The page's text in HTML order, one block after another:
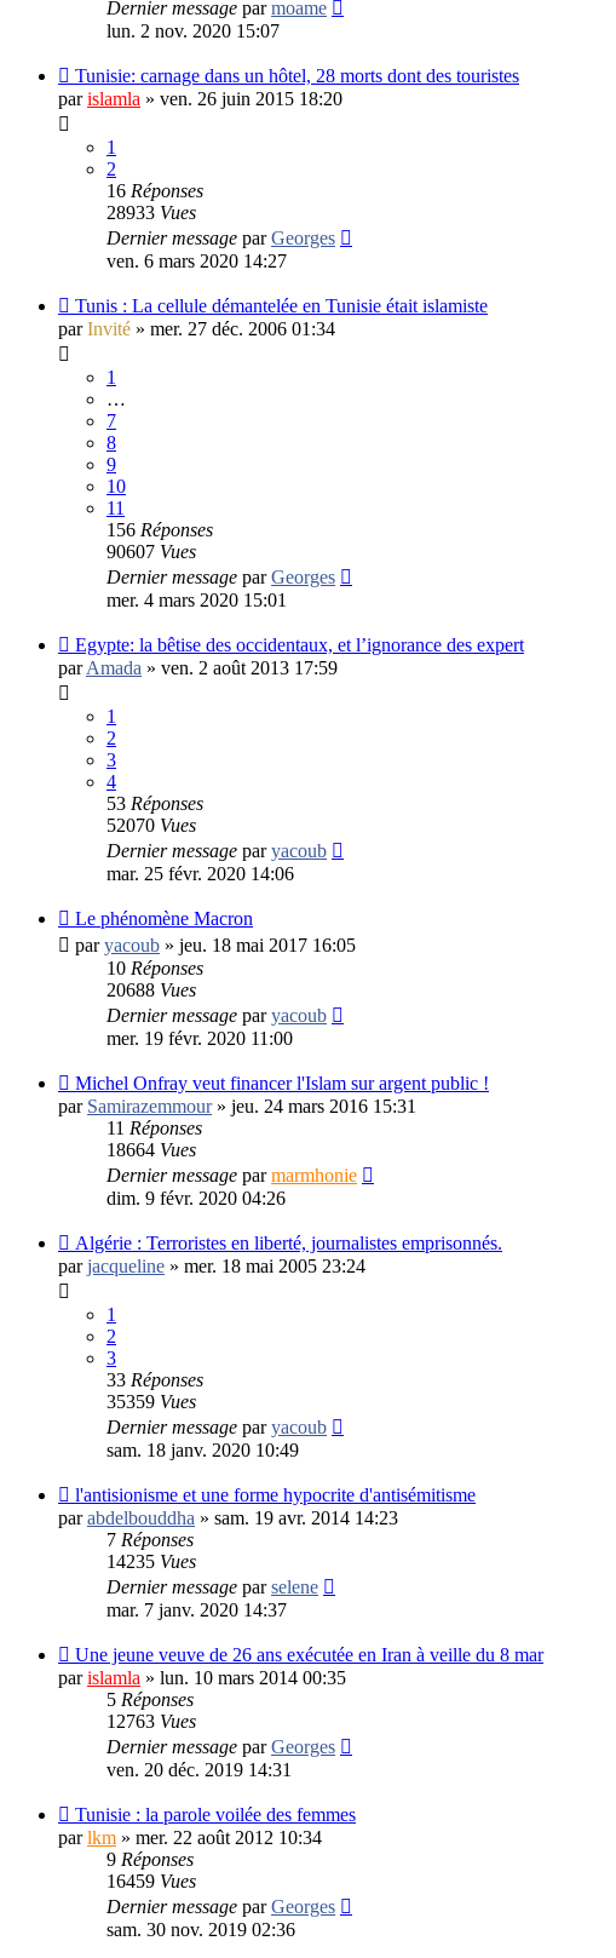
Dernier message parmoame
lun. 2 nov. 2020 15:07
Tunisie: carnage dans un hôtel, 28 morts dont des touristes
parislamla » ven. 26 juin 2015 18:20
1
2
16 Réponses
28933 Vues
Dernier message parGeorges
ven. 6 mars 2020 14:27
Tunis : La cellule démantelée en Tunisie était islamiste
parInvité » mer. 27 déc. 2006 01:34
1
…
7
8
9
10
11
156 Réponses
90607 Vues
Dernier message parGeorges
mer. 4 mars 2020 15:01
Egypte: la bêtise des occidentaux, et l’ignorance des expert
parAmada » ven. 2 août 2013 17:59
1
2
3
4
53 Réponses
52070 Vues
Dernier message paryacoub
mar. 25 févr. 2020 14:06
Le phénomène Macron
paryacoub » jeu. 18 mai 2017 16:05
10 Réponses
20688 Vues
Dernier message paryacoub
mer. 19 févr. 2020 11:00
Michel Onfray veut financer l'Islam sur argent public !
par Samirazemmour» jeu. 24 mars 2016 15:31
11 Réponses
18664 Vues
Dernier message parmarmhonie
dim. 9 févr. 2020 04:26
Algérie : Terroristes en liberté, journalistes emprisonnés.
parjacqueline » mer. 18 mai 2005 23:24
1
2
3
33 Réponses
35359 Vues
Dernier message paryacoub
sam. 18 janv. 2020 10:49
l'antisionisme et une forme hypocrite d'antisémitisme
parabdelbouddha » sam. 19 avr. 2014 14:23
7 Réponses
14235 Vues
Dernier message parselene
mar. 7 janv. 2020 14:37
Une jeune veuve de 26 ans exécutée en Iran à veille du 8 mar
parislamla » lun. 10 mars 2014 00:35
5 Réponses
12763 Vues
Dernier message parGeorges
ven. 20 déc. 2019 14:31
Tunisie : la parole voilée des femmes
parlkm » mer. 22 août 2012 10:34
9 Réponses
16459 Vues
Dernier message parGeorges
sam. 30 nov. 2019 02:36